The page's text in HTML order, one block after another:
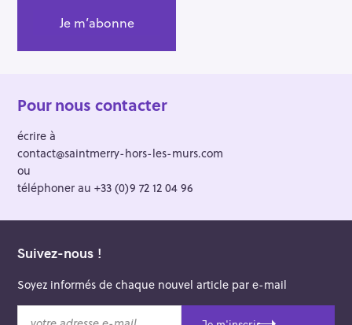
Pour nous contacter
écrire à
contact@saintmerry-hors-les-murs.com
ou
téléphoner au +33 (0)9 72 12 04 96
Suivez-nous !
Soyez informés de chaque nouvel article par e-mail